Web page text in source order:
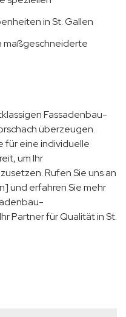
in St. Gallen
maßgeschneiderte
Fassadenbau-
überzeugen.
für eine individuelle
um Ihr
Rufen Sie uns an
und erfahren Sie mehr
Partner für Qualität in St.